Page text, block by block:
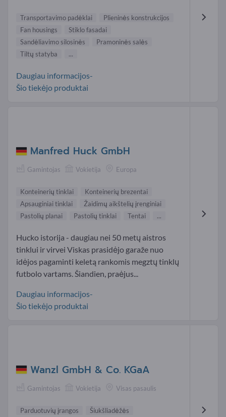
Transportavimo padėklai
Plieninės konstrukcijos
Fan housings
Stiklo fasadai
Sandėliavimo silosinės
Pramoninės salės
Tiltų statyba
...
Daugiau informacijos-
Šio tiekėjo produktai
Manfred Huck GmbH
Gamintojas Vokietija Europa
Konteinerių tinklai
Konteinerių brezentai
Apsauginiai tinklai
Žaidimų aikštelių įrenginiai
Pastolių planai
Pastolių tinklai Tentai ...
Hucko istorija - daugiau nei 50 metų aistros
tinklui ir virvei Viskas prasidėjo garaže nuo
idėjos pagaminti keletą rankomis megztų tinklų
futbolo vartams. Šiandien, praėjus...
Daugiau informacijos-
Šio tiekėjo produktai
Wanzl GmbH & Co. KGaA
Gamintojas Vokietija Visas pasaulis
Parduotuvių įrangos
Šiukšliadėžės